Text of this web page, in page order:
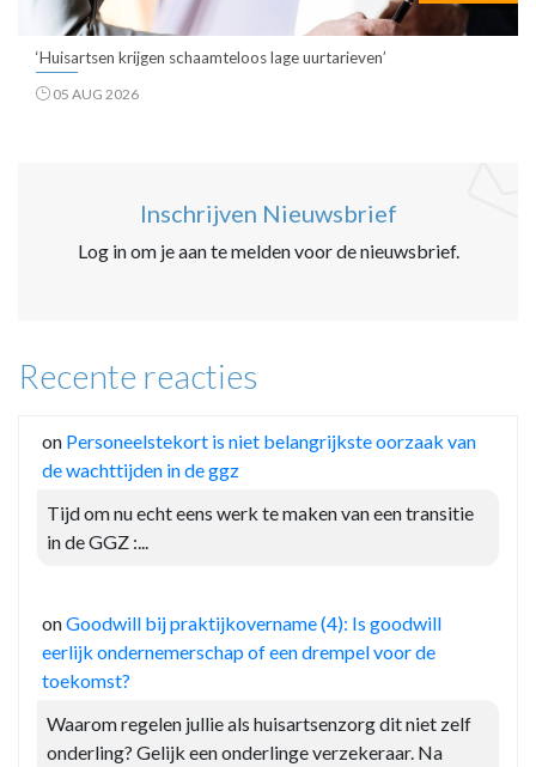
‘Huisartsen krijgen schaamteloos lage uurtarieven’
05 AUG 2026
Inschrijven Nieuwsbrief
Log in om je aan te melden voor de nieuwsbrief.
Recente reacties
on Personeelstekort is niet belangrijkste oorzaak van
de wachttijden in de ggz
Tijd om nu echt eens werk te maken van een transitie
in de GGZ :...
onGoodwill bij praktijkovername (4): Is goodwill
eerlijk ondernemerschap of een drempel voor de
toekomst?
Waarom regelen jullie als huisartsenzorg dit niet zelf
onderling? Gelijk een onderlinge verzekeraar. Na